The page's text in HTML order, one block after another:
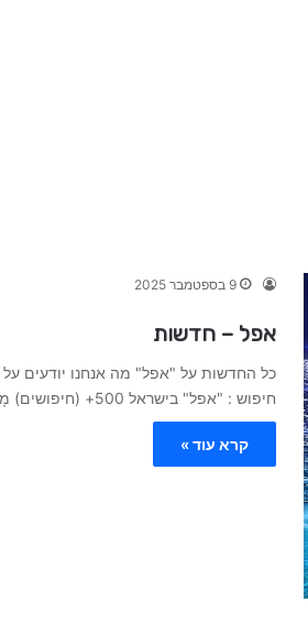
9 בספטמבר 2025
אפל – חדשות
כל החדשות על "אפל" מה אנחנו יודעים
חיפוש : "אפל" בישראל 500+ (חיפושים) מָקוֹר תאור…
קרא עוד »